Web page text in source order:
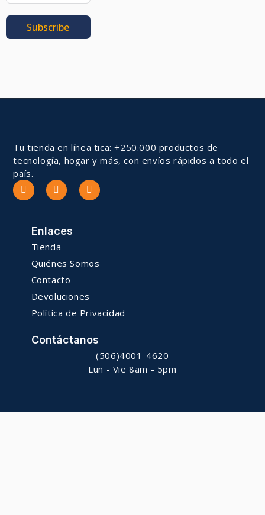
Subscribe
Tu tienda en línea tica: +250.000 productos de
tecnología, hogar y más, con envíos rápidos a todo el
país.
Enlaces
Tienda
Quiénes Somos
Contacto
Devoluciones
Política de Privacidad
Contáctanos
(506)4001-4620
Lun - Vie 8am - 5pm